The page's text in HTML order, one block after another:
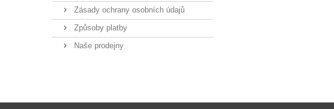
Zásady ochrany osobních údajů
Způsoby platby
Naše prodejny